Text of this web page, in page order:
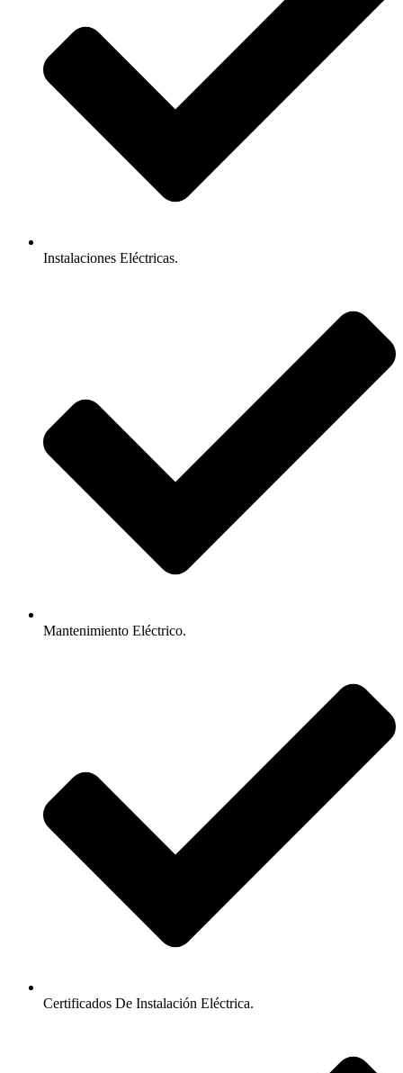
Instalaciones Eléctricas.
Mantenimiento Eléctrico.
Certificados De Instalación Eléctrica.